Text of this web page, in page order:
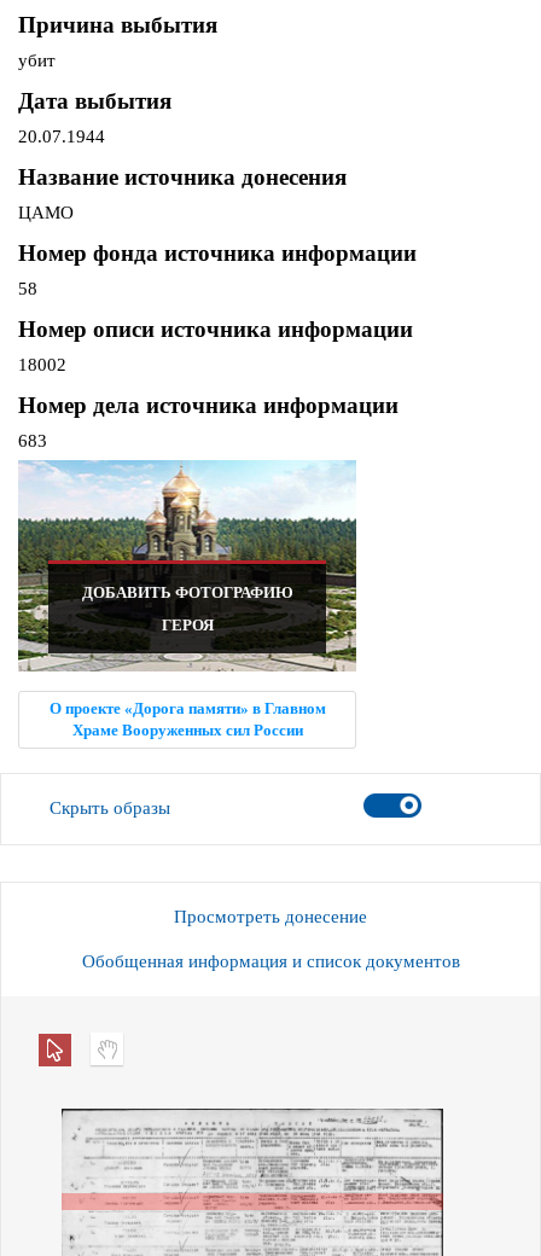
Причина выбытия
убит
Дата выбытия
20.07.1944
Название источника донесения
ЦАМО
Номер фонда источника информации
58
Номер описи источника информации
18002
Номер дела источника информации
683
ДОБАВИТЬ ФОТОГРАФИЮ
ГЕРОЯ
О проекте «Дорога памяти» в Главном
Храме Вооруженных сил России
Скрыть образы
Просмотреть донесение
Обобщенная информация и список документов